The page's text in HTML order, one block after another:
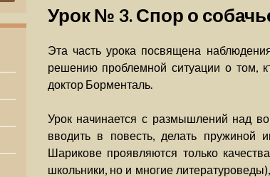
Урок № 3. Спор о
Эта часть урока посвящена
решению проблемной ситуации о том,
доктор Борменталь.
Урок начинается с размышлений над
вводить в повесть, делать пружиной
Шарикове проявляются только
школьники, но и многие